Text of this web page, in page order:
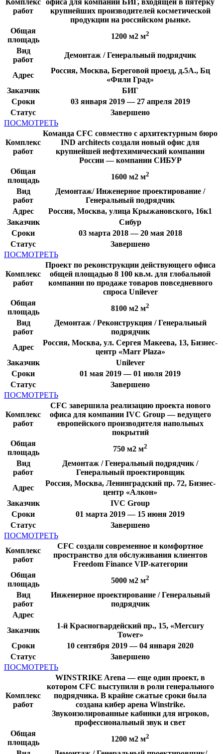
работ
крупнейших производителей косметической
продукции на российском рынке.
Общая
площадь
1200 м2 м2
Вид
работ
Демонтаж / Генеральный подрядчик
Адрес
Россия, Москва, Береговой проезд, д.5А., Бц
«Фили Град»
Заказчик
БИГ
Сроки
03 января 2019 — 27 апреля 2019
Статус
Завершено
ПОСМОТРЕТЬ
Комплекс
работ
Команда CFC совместно с архитектурным бюро
IND architects создали новый офис для
крупнейшей нефтехимический компании
России — компании СИБУР
Общая
площадь
1600 м2 м2
Вид
работ
Демонтаж/ Инженерное проектирование /
Генеральный подрядчик
Адрес
Россия, Москва, улица Крыжановского, 16к1
Заказчик
Сибур
Сроки
03 марта 2018 — 20 мая 2018
Статус
Завершено
ПОСМОТРЕТЬ
Комплекс
работ
Проект по реконструкции действующего офиса
общей площадью 8 100 кв.м. для глобальной
компании по продаже товаров повседневного
спроса Unilever
Общая
площадь
8100 м2 м2
Вид
работ
Демонтаж / Реконструкция / Генеральный
подрядчик
Адрес
Россия, Москва, ул. Сергея Макеева, 13, Бизнес-
центр «Marr Plaza»
Заказчик
Unilever
Сроки
01 мая 2019 — 01 июля 2019
Статус
Завершено
ПОСМОТРЕТЬ
Комплекс
работ
CFC завершила реализацию проекта нового
офиса для компании IVC Group — ведущего
европейского производителя напольных
покрытий
Общая
площадь
750 м2 м2
Вид
работ
Демонтаж / Генеральный подрядчик /
Генеральный проектировщик
Адрес
Россия, Москва, Ленинградский пр. 72, Бизнес-
центр «Алкон»
Заказчик
IVC Group
Сроки
01 марта 2019 — 15 июня 2019
Статус
Завершено
ПОСМОТРЕТЬ
Комплекс
работ
CFC создали современное и комфортное
пространство для обслуживания клиентов
Freedom Finance VIP-категории
Общая
площадь
5000 м2 м2
Вид
работ
Инженерное проектирование / Генеральный
подрядчик
Адрес
Заказчик
1-й Красногвардейский пр., 15, «Mercury
Tower»
Сроки
10 сентября 2019 — 04 января 2020
Статус
Завершено
ПОСМОТРЕТЬ
Комплекс
работ
WINSTRIKE Arena — еще один проект, в
котором CFC выступили в роли генерального
подрядчика. В крайне сжатые сроки была
создана кибер арена Winstrike.
Звукоизолированные кабинки для игроков,
профессиональный звук и свет
Общая
площадь
1200 м2 м2